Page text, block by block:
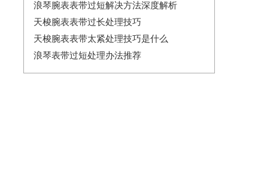
浪琴腕表表带过短解决方法深度解析
天梭腕表表带过长处理技巧
天梭腕表表带太紧处理技巧是什么
浪琴表带过短处理办法推荐